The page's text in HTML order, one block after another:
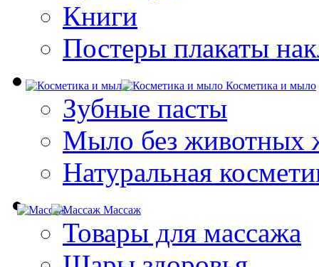
Книги
Постеры плакаты
Косметика и мыло
Зубные пасты
Мыло без животных
Натуральная
Массаж
Товары для массажа